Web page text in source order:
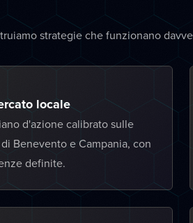
strategie che funzionano
locale
d'azione calibrato sulle
Benevento e Campania, con
definite.